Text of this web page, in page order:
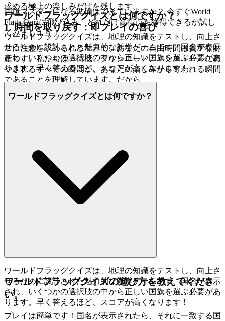
国旗マスターになる準備はできていますか？ 今すぐWorld
Flags Quizに飛び込み、どれだけ高得点を獲得できるか試し
てみましょう！
求める極上の楽しみだけを残します。
1. 時間を取り戻す：即プレイの喜び
常に注意を求められる世界で、あなたの自由時間は貴重な財
産です。私たちは、待機、ダウンロード、インストールに費
やされるすべての瞬間が、あなたの楽しみから奪われる瞬間
であることを理解しています。だから
ワールドフラッグクイズとは何ですか？
ワールドフラッグクイズは、地理の知識をテストし、向上さ
せるために設計された魅力的な雑学ゲームです。国名が表示
され、いくつかの選択肢の中から正しい国旗を選ぶ必要があ
ります。早く答えるほど、スコアが高くなります！
ワールドフラッグクイズとは何ですか？
ワールドフラッグクイズは、地理の知識をテストし、向上さ
せるために設計された魅力的な雑学ゲームです。国名が表示
され、いくつかの選択肢の中から正しい国旗を選ぶ必要があ
ります。早く答えるほど、スコアが高くなります！
ワールドフラッグクイズの遊び方を教えてくださ
い。
プレイは簡単です！国名が表示されたら、それに一致する国